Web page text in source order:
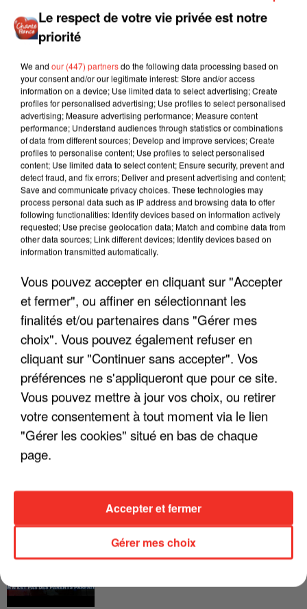
LES INTERVIEWS CHANTE
FRANCE
Voir plus
"JE SUIS À DISPOSITION DES
ENFOIRÉS"
"ON A TOUS LE TRAC"
"ON N'EST PAS DES PARENTS
PARFAITS"
Le respect de votre vie privée est notre
priorité
We and our (447) partnersdo the following data processing based on
your consent and/or our legitimate interest: Store and/or access
information on a device; Use limited data to select advertising; Create
profiles for personalised advertising; Use profiles to select personalised
advertising; Measure advertising performance; Measure content
performance; Understand audiences through statistics or combinations
of data from different sources; Develop and improve services; Create
profiles to personalise content; Use profiles to select personalised
content; Use limited data to select content; Ensure security, prevent and
detect fraud, and fix errors; Deliver and present advertising and content;
Save and communicate privacy choices. These technologies may
process personal data such as IP address and browsing data to offer
following functionalities: Identify devices based on information actively
requested; Use precise geolocation data; Match and combine data from
other data sources; Link different devices; Identify devices based on
information transmitted automatically.
Vous pouvez accepter en cliquant sur "Accepter
et fermer", ou affiner en sélectionnant les
finalités et/ou partenaires dans "Gérer mes
choix". Vous pouvez également refuser en
cliquant sur "Continuer sans accepter". Vos
préférences ne s'appliqueront que pour ce site.
Vous pouvez mettre à jour vos choix, ou retirer
votre consentement à tout moment via le lien
"Gérer les cookies" situé en bas de chaque
page.
Gérer mes choix
Accepter et fermer